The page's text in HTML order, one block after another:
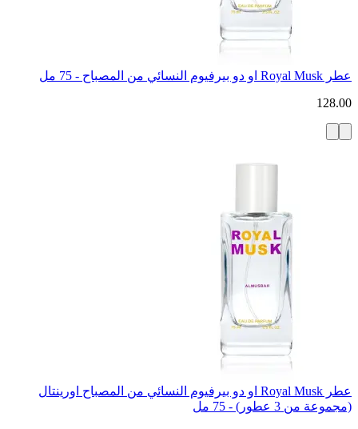
عطر Royal Musk او دو بيرفيوم النسائي من المصباح - 75 مل
128.00
عطر Royal Musk او دو بيرفيوم النسائي من المصباح اورينتال
(مجموعة من 3 عطور) - 75 مل